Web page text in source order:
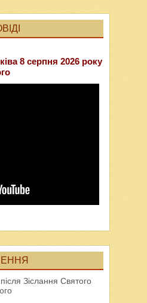
8 серпня 2026 року
Зіслання Святого